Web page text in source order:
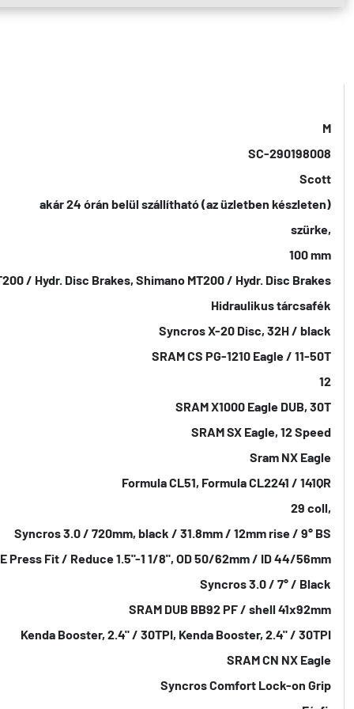
M
SC-290198008
Scott
akár 24 órán belül szállítható (az üzletben készleten)
szürke,
100 mm
/ Hydr. Disc Brakes, Shimano MT200 / Hydr. Disc Brakes
Hidraulikus tárcsafék
Syncros X-20 Disc, 32H / black
SRAM CS PG-1210 Eagle / 11-50T
12
SRAM X1000 Eagle DUB, 30T
SRAM SX Eagle, 12 Speed
Sram NX Eagle
Formula CL51, Formula CL2241 / 141QR
29 coll,
Syncros 3.0 / 720mm, black / 31.8mm / 12mm rise / 9° BS
Press Fit / Reduce 1.5"-1 1/8", OD 50/62mm / ID 44/56mm
Syncros 3.0 / 7° / Black
SRAM DUB BB92 PF / shell 41x92mm
Kenda Booster, 2.4" / 30TPI, Kenda Booster, 2.4" / 30TPI
SRAM CN NX Eagle
Syncros Comfort Lock-on Grip